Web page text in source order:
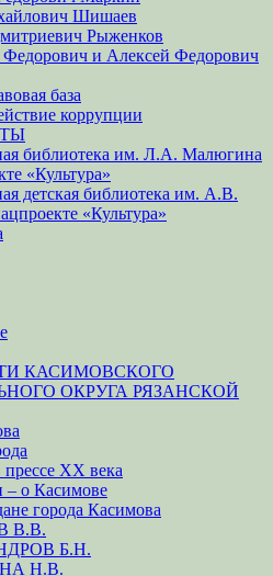
Шишаев
Рыженков
и Алексей Федорович
база
коррупции
библиотека им. Л.А. Малюгина
«Культура»
детская библиотека им. А.В.
«Культура»
КАСИМОВСКОГО
ОКРУГА РЯЗАНСКОЙ
XX века
– о Касимове
города Касимова
В.В.
Б.Н.
Н.В.